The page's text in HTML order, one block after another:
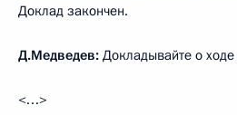
Доклад закончен.
Д.Медведев: Докладывайте о ходе
<…>